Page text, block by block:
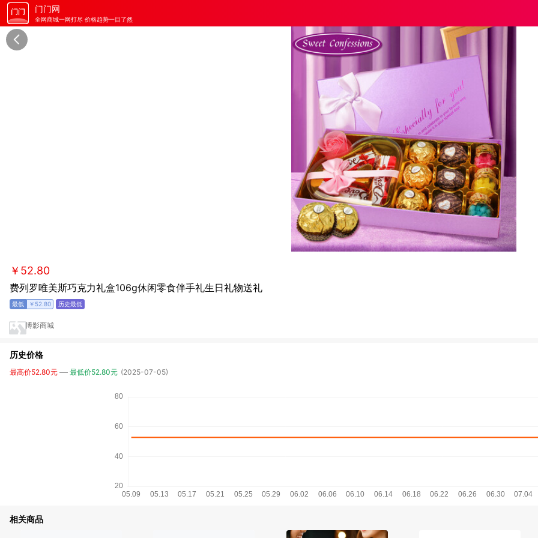
门门网
全网商城一网打尽 价格趋势一目了然
￥52.80
费列罗唯美斯巧克力礼盒106g休闲零食伴手礼生日礼物送礼
￥52.80
博影商城
历史价格
最高价52.80元 最低价52.80元 (2025-07-05)
相关商品